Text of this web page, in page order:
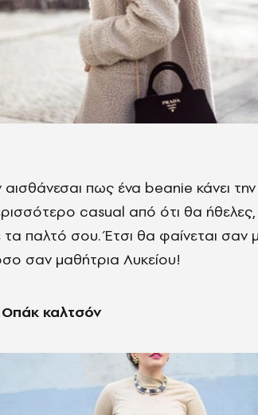
αισθάνεσαι πως ένα beanie κάνει
casual από ότι θα
τα παλτό σου. Έτσι θα φαίνεται σαν
σαν μαθήτρια Λυκείου!
καλτσόν